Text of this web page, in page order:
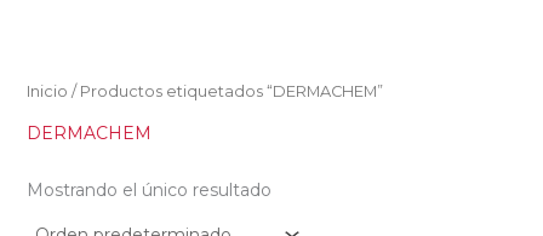
Inicio / Productos etiquetados “DERMACHEM”
DERMACHEM
Mostrando el único resultado